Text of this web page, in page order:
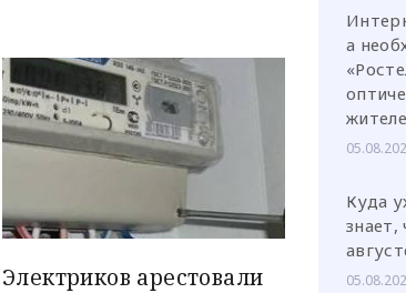
Электриков арестовали
а
Куда
знает,